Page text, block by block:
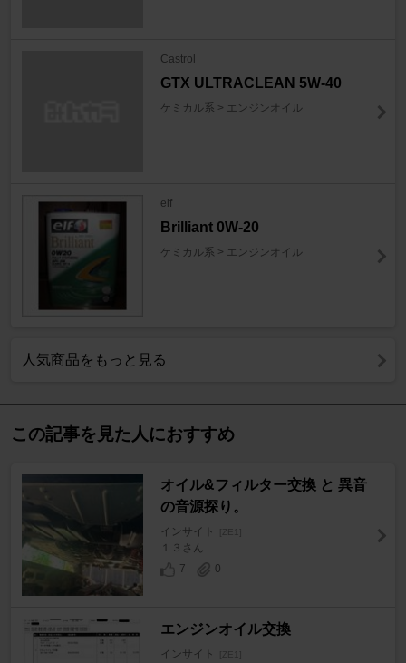
Castrol
GTX ULTRACLEAN 5W-40
ケミカル系 > エンジンオイル
elf
Brilliant 0W-20
ケミカル系 > エンジンオイル
人気商品をもっと見る
この記事を見た人におすすめ
オイル&フィルター交換 と 異音
の音源探り。
インサイト [ZE1]
１３さん
7
0
エンジンオイル交換
インサイト [ZE1]